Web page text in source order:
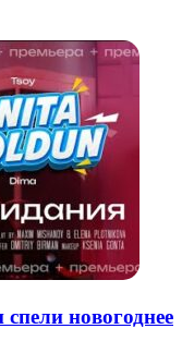
новогоднее